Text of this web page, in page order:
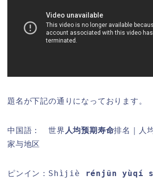
題名が下記の通りになっております。
中国語： 世界 人均预期寿命排名｜人
家与地区
ピンイン： Shìjiè
rénjūn yùqí